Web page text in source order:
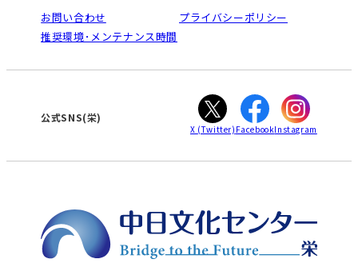
ご利用ガイド
オンライン講座受講の手順
WEBサイトのよくある質問
南大高
犬山
高蔵寺
大垣
津
お問い合わせ
プライバシーポリシー
推奨環境･メンテナンス時間
公式SNS(栄)
X (Twitter) FacebookInstagram